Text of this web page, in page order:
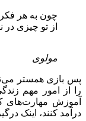
چون به هر
از تو چیزی در
مولوی
پس بازی همستر
را از امور مهم
آموزش مهارت‌های
درآمد کنند، اینک